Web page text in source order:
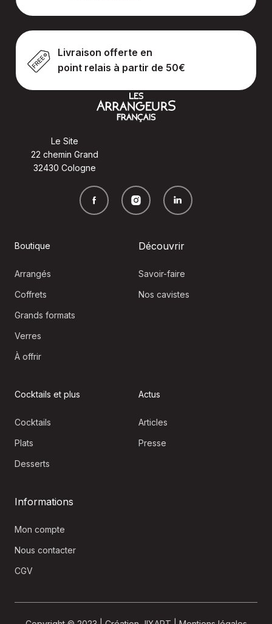
Livraison offerte en
point relais à partir de 50€
Le Site
22 chemin Grand
32430 Cologne
Boutique
Arrangés
Coffrets
Grands formats
Verres
À offrir
Découvrir
Savoir-faire
Nos cavistes
Cocktails et plus
Cocktails
Plats
Desserts
Actus
Articles
Presse
Informations
Mon compte
Nous contacter
CGV